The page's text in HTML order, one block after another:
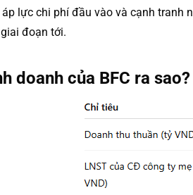
lực chi phí đầu vào và cạnh tranh
đoạn tới.
doanh của BFC ra sao?